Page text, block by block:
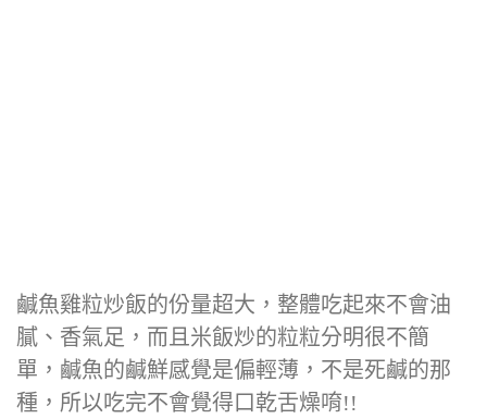
鹹魚雞粒炒飯的份量超大，整體吃起來不會油
膩、香氣足，而且米飯炒的粒粒分明很不簡
單，鹹魚的鹹鮮感覺是偏輕薄，不是死鹹的那
種，所以吃完不會覺得口乾舌燥唷!!